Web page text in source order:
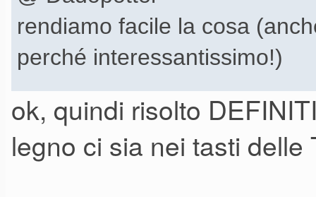
rendiamo facile la cosa
perché interessantissimo!)
il legno massello tendeva a
conseguentemente a
ok, quindi risolto
legno ci sia nei tasti delle